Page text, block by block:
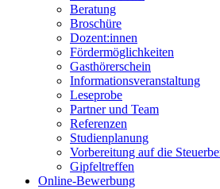
Beratung
Broschüre
Dozent:innen
Fördermöglichkeiten
Gasthörerschein
Informationsveranstaltung
Leseprobe
Partner und Team
Referenzen
Studienplanung
Vorbereitung auf die
Gipfeltreffen
Online-Bewerbung